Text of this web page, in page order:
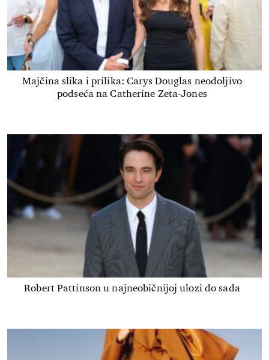
Majčina slika i prilika: Carys Douglas neodoljivo
podseća na Catherine Zeta-Jones
Robert Pattinson u najneobičnijoj ulozi do sada